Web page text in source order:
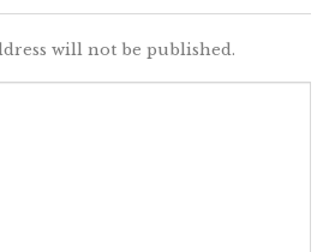
will not be published.